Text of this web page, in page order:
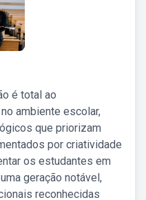
é total ao
ambiente escolar,
que priorizam
por criatividade
os estudantes em
geração notável,
reconhecidas